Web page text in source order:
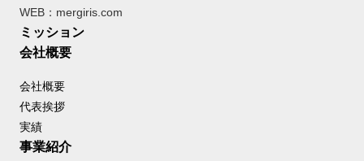
WEB：mergiris.com
ミッション
会社概要
会社概要
代表挨拶
実績
事業紹介